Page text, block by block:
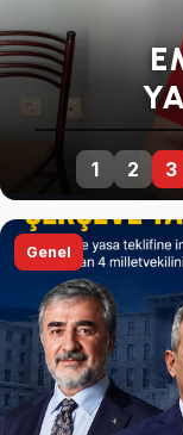
SEYİT
1 2 3
Genel